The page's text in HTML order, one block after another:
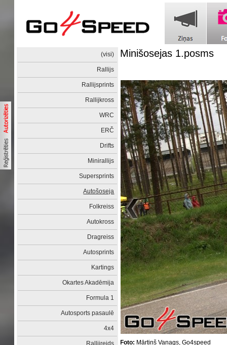
(visi)
Rallijs
Rallijsprints
Rallijkross
WRC
ERČ
Drifts
Minirallijs
Supersprints
Autošoseja
Folkreiss
Autokross
Dragreiss
Autosprints
Kartings
Okartes Akadēmija
Formula 1
Autosports pasaulē
4x4
Rallijreids
Minišosejas 1.posms
Foto: Mārtiņš Vanags, Go4speed